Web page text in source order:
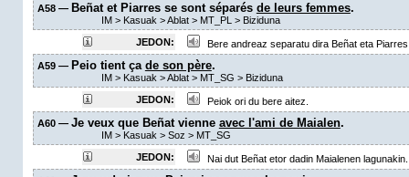
A58 — Beñat et Piarres se sont séparés de leurs femmes.
IM> Kasuak >Ablat> MT_PL > Biziduna
JEDON:
Bere andreaz separatu dira Beñat eta
A59 — Peio tient ça de son père.
IM> Kasuak >Ablat> MT_SG > Biziduna
JEDON:
Peiok ori du bere aitez.
A60 — Je veux que Beñat vienne avec l'ami de Maialen.
IM> Kasuak > Soz > MT_SG
JEDON:
Nai dut Beñat etor dadin Maialenen lagunakin.